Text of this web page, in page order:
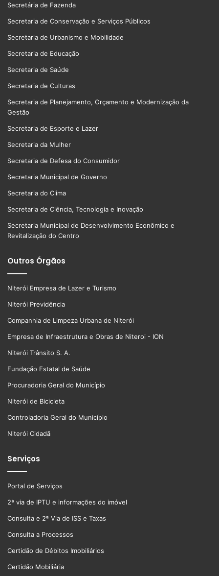
Secretária de Fazenda
Secretaria de Conservação e Serviços Públicos
Secretaria de Urbanismo e Mobilidade
Secretaria de Educação
Secretaria de Saúde
Secretaria de Culturas
Secretaria de Planejamento, Orçamento e Modernização da
Gestão
Secretaria de Esporte e Lazer
Secretaria da Mulher
Secretaria de Defesa do Consumidor
Secretaria Municipal de Governo
Secretaria do Clima
Secretaria de Ciência, Tecnologia e Inovação
Secretaria Municipal de Desenvolvimento Econômico e
Revitalização do Centro
Outros Órgãos
Niterói Empresa de Lazer e Turismo
Niterói Previdência
Companhia de Limpeza Urbana de Niterói
Empresa de Infraestrutura e Obras de Niteroi - ION
Niterói Trânsito S. A.
Fundação Estatal de Saúde
Procuradoria Geral do Município
Niterói de Bicicleta
Controladoria Geral do Município
Niterói Cidadã
Serviços
Portal de Serviços
2ª via de IPTU e informações do imóvel
Consulta e 2ª Via de ISS e Taxas
Consulta a Processos
Certidão de Débitos Imobiliários
Certidão Mobiliária